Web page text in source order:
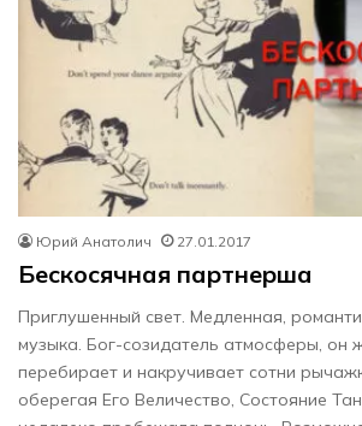
Юрий Анатолич 27.01.2017
Бескосячная партнерша
Приглушенный свет. Медленная,
музыка. Бог-созидатель атмосферы, он
перебирает и накручивает сотни
оберегая Его Величество, Состояние